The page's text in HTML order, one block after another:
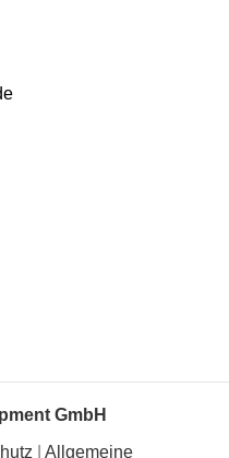
GmbH
Allgemeine